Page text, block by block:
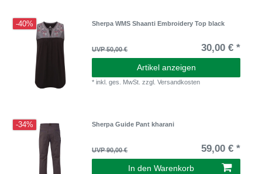
-40% Sherpa WMS Shaanti Embroidery Top black
UVP 50,00 € 30,00 € *
Artikel anzeigen
*inkl. ges. MwSt. zzgl.Versandkosten
-34% Sherpa Guide Pant kharani
UVP 90,00 € 59,00 € *
In den Warenkorb